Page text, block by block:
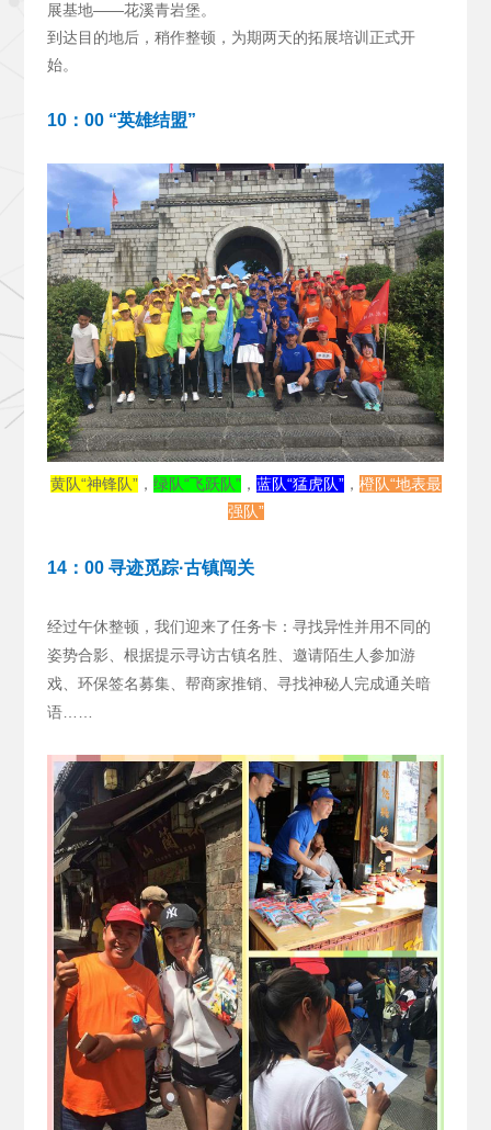
展基地——花溪青岩堡。
到达目的地后，稍作整顿，为期两天的拓展培训正式开
始。
10：00 “英雄结盟”
黄队“神锋队” ， 绿队“飞跃队” ， 蓝队“猛虎队”， 橙队“地表最
强队”
14：00 寻迹觅踪·古镇闯关
经过午休整顿，我们迎来了任务卡：寻找异性并用不同的
姿势合影、根据提示寻访古镇名胜、邀请陌生人参加游
戏、环保签名募集、帮商家推销、寻找神秘人完成通关暗
语……